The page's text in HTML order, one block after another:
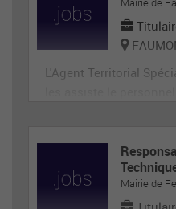
L'Agent Territorial
ux et le matériel
s. En tant que
tive, il p
Mairie de